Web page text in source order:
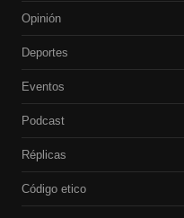
Opinión
Deportes
Eventos
Podcast
Réplicas
Código etico